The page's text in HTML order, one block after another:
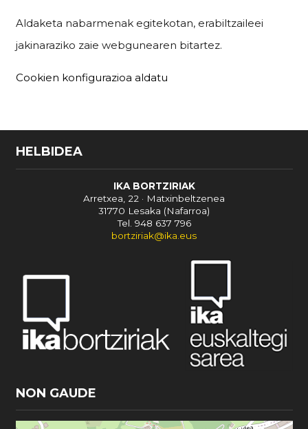
Aldaketa nabarmenak egitekotan, erabiltzaileei
jakinaraziko zaie webgunearen bitartez.
Cookien konfigurazioa aldatu
HELBIDEA
IKA BORTZIRIAK
Arretxea, 22 · Matxinbeltzenea
31770 Lesaka (Nafarroa)
Tel. 948 637 796
bortziriak@ika.eus
NON GAUDE